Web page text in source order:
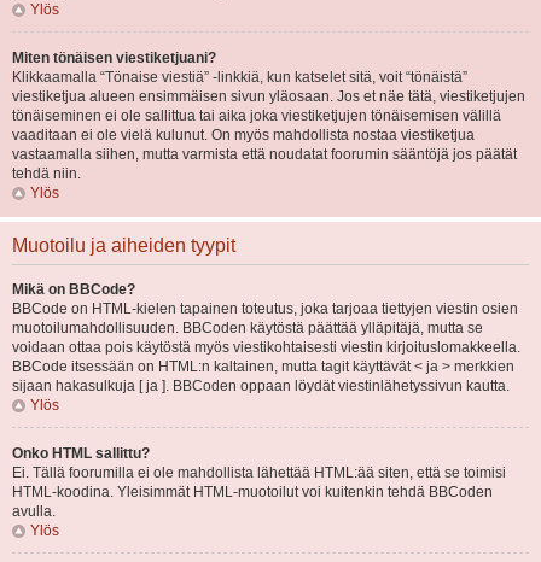
Ylös
Miten tönäisen viestiketjuani?
Klikkaamalla “Tönaise viestiä” -linkkiä, kun katselet sitä, voit “tönäistä”
viestiketjua alueen ensimmäisen sivun yläosaan. Jos et näe tätä, viestiketjujen
tönäiseminen ei ole sallittua tai aika joka viestiketjujen tönäisemisen välillä
vaaditaan ei ole vielä kulunut. On myös mahdollista nostaa viestiketjua
vastaamalla siihen, mutta varmista että noudatat foorumin sääntöjä jos päätät
tehdä niin.
Ylös
Muotoilu ja aiheiden tyypit
Mikä on BBCode?
BBCode on HTML-kielen tapainen toteutus, joka tarjoaa tiettyjen viestin osien
muotoilumahdollisuuden. BBCoden käytöstä päättää ylläpitäjä, mutta se
voidaan ottaa pois käytöstä myös viestikohtaisesti viestin kirjoituslomakkeella.
BBCode itsessään on HTML:n kaltainen, mutta tagit käyttävät < ja > merkkien
sijaan hakasulkuja [ ja ]. BBCoden oppaan löydät viestinlähetyssivun kautta.
Ylös
Onko HTML sallittu?
Ei. Tällä foorumilla ei ole mahdollista lähettää HTML:ää siten, että se toimisi
HTML-koodina. Yleisimmät HTML-muotoilut voi kuitenkin tehdä BBCoden
avulla.
Ylös